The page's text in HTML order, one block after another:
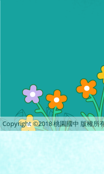
Copyright ©2018 桃園國中 版權所